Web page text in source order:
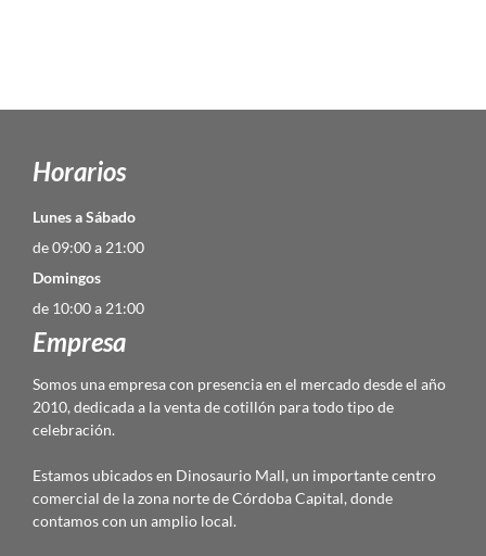
Horarios
Lunes a Sábado
de 09:00 a 21:00
Domingos
de 10:00 a 21:00
Empresa
Somos una empresa con presencia en el mercado desde el año
2010, dedicada a la venta de cotillón para todo tipo de
celebración.
Estamos ubicados en Dinosaurio Mall, un importante centro
comercial de la zona norte de Córdoba Capital, donde
contamos con un amplio local.